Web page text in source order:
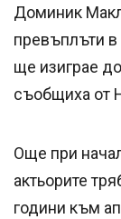
Доминик
превъплъти
ще изиграе
съобщиха от
Още при
актьорите
години към